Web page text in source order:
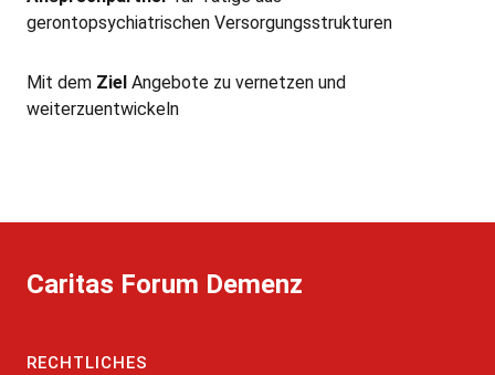
gerontopsychiatrischen Versorgungsstrukturen
Mit dem Ziel Angebote zu vernetzen und
weiterzuentwickeln
Caritas Forum Demenz
RECHTLICHES